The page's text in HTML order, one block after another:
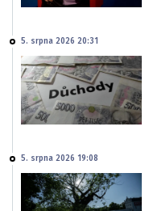
5. srpna 2026 20:31
5. srpna 2026 19:08